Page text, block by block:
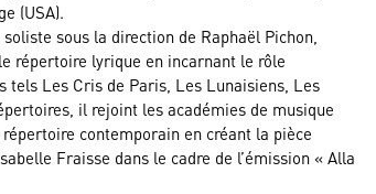
(USA).
sous la direction de Raphaël Pichon,
répertoire lyrique en incarnant le rôle
tels Les Cris de Paris, Les Lunaisiens, Les
il rejoint les académies de musique
contemporain en créant la pièce
Fraisse dans le cadre de l’émission « Alla